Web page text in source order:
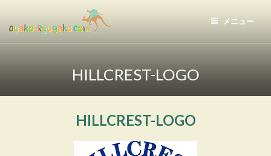
ス
おやこ留学ドットコム
メニュー
HILLCREST-LOGO
HILLCREST-LOGO